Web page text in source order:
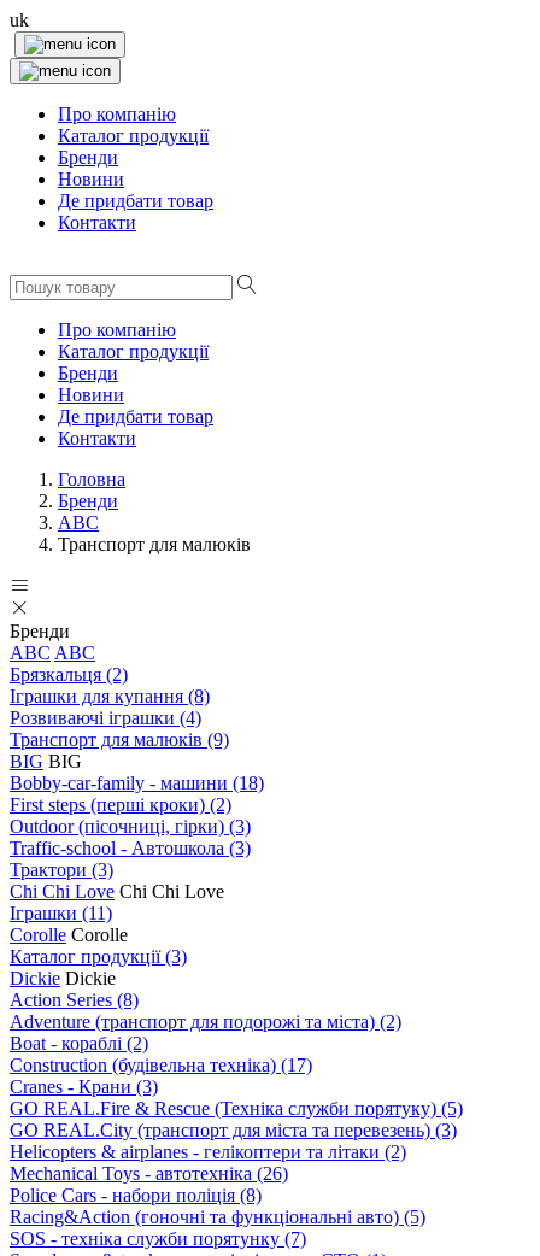
uk
Про компанію
Каталог продукції
Бренди
Новини
Де придбати товар
Контакти
Про компанію
Каталог продукції
Бренди
Новини
Де придбати товар
Контакти
Головна
Бренди
ABC
Транспорт для малюків
Бренди
ABC ABC
Брязкальця (2)
Іграшки для купання (8)
Розвиваючі іграшки (4)
Транспорт для малюків (9)
BIG BIG
Bobby-car-family - машини (18)
First steps (перші кроки) (2)
Outdoor (пісочниці, гірки) (3)
Traffic-school - Автошкола (3)
Трактори (3)
Chi Chi Love Chi Chi Love
Іграшки (11)
Corolle Corolle
Каталог продукції(3)
Dickie Dickie
Action Series (8)
Adventure (транспорт для подорожі та міста) (2)
Boat - кораблі (2)
Construction (будівельна техніка) (17)
Cranes - Крани (3)
GO REAL.Fire & Rescue (Техніка служби порятуку) (5)
GO REAL.City (транспорт для міста та перевезень) (3)
Helicopters & airplanes - гелікоптери та літаки (2)
Mechanical Toys - автотехніка (26)
Police Cars - набори поліція (8)
Racing&Action (гоночні та функціональні авто) (5)
SOS - техніка служби порятунку (7)